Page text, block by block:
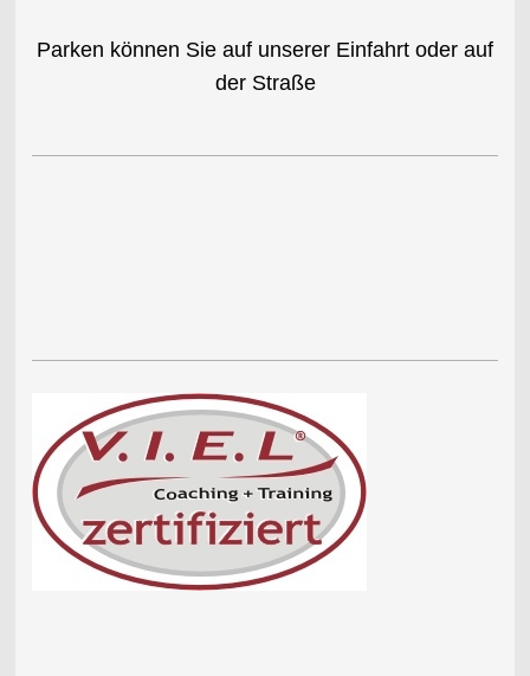
Parken können Sie auf unserer Einfahrt oder auf
der Straße